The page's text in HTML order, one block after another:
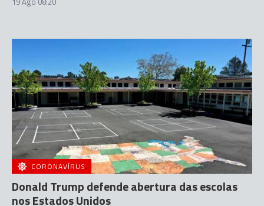
CORONAVÍRUS
Donald Trump defende abertura das escolas
nos Estados Unidos